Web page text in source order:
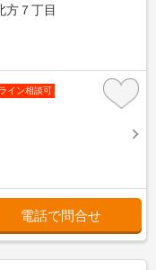
方７丁目
イン相談可
電話で問合せ